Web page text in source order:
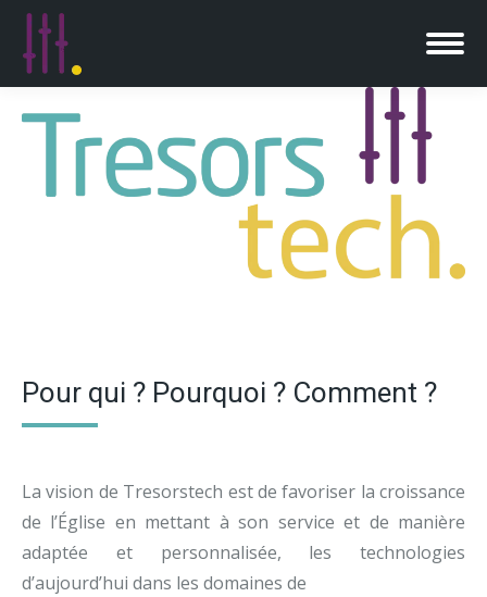
Pour qui ? Pourquoi ? Comment ?
La vision de Tresorstech est de favoriser la croissance
de l’Église en mettant à son service et de manière
adaptée et personnalisée, les technologies
d’aujourd’hui dans les domaines de